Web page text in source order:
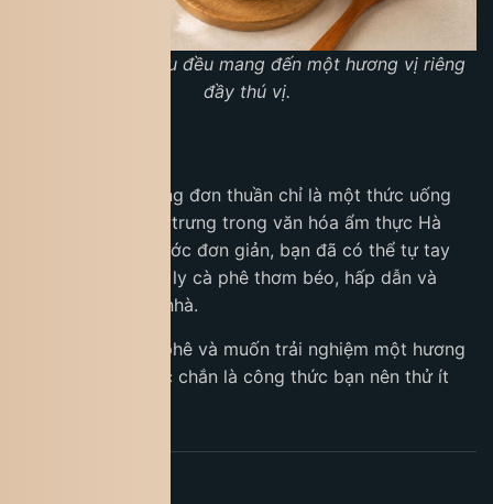
Mỗi cách biến tấu đều mang đến một hương vị riêng
đầy thú vị.
Cà phê trứng không đơn thuần chỉ là một thức uống
mà còn là nét đặc trưng trong văn hóa ẩm thực Hà
Nội. Chỉ với vài bước đơn giản, bạn đã có thể tự tay
pha cho mình một ly cà phê thơm béo, hấp dẫn và
chuẩn vị ngay tại nhà.
Nếu yêu thích cà phê và muốn trải nghiệm một hương
vị mới lạ, đây chắc chắn là công thức bạn nên thử ít